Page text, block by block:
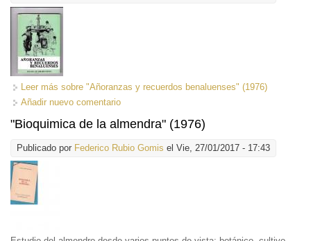
Leer más sobre "Añoranzas y recuerdos benaluenses" (1976)
Añadir nuevo comentario
"Bioquimica de la almendra" (1976)
Publicado por Federico Rubio Gomis el Vie, 27/01/2017 - 17:43